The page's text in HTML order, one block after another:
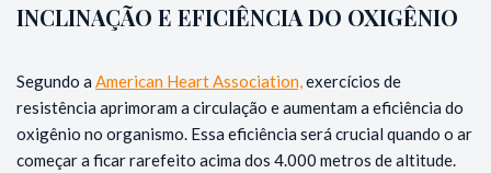
INCLINAÇÃO E EFICIÊNCIA DO OXIGÊNIO
Segundo a American Heart Association,exercícios de
resistência aprimoram a circulação e aumentam a eficiência do
oxigênio no organismo. Essa eficiência será crucial quando o ar
começar a ficar rarefeito acima dos 4.000 metros de altitude.